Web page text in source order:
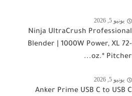
يونيو 5, 2026
Ninja UltraCrush Professional
Blender | 1000W Power, XL 72-
oz.* Pitcher...
يونيو 5, 2026
Anker Prime USB C to USB C